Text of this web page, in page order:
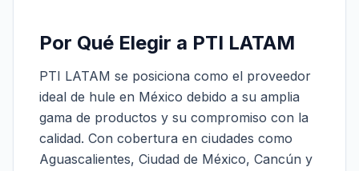
Por Qué Elegir a PTI LATAM
PTI LATAM se posiciona como el proveedor
ideal de hule en México debido a su amplia
gama de productos y su compromiso con la
calidad. Con cobertura en ciudades como
Aguascalientes, Ciudad de México, Cancún y